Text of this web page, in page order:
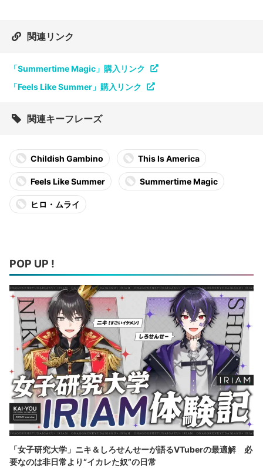
関連リンク
「Summertime Magic」購入リンク
「Feels Like Summer」購入リンク
関連キーフレーズ
Childish Gambino This Is America
Feels Like Summer Summertime Magic
ヒロ・ムライ
POP UP !
「女子研究大学」ニキ＆しろせんせーが語るVTuberの最適解 必
要なのは非日常より“イカレた奴”の日常